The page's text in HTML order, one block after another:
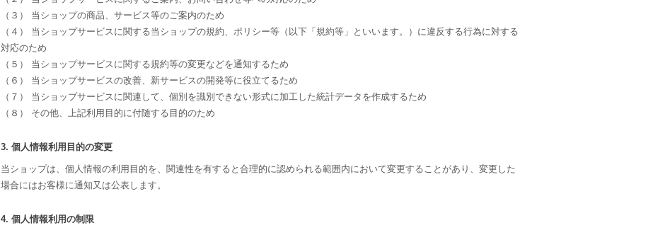
（３） 当ショップの商品、サービス等のご案内のため
（４） 当ショップサービスに関する当ショップの規約、ポリシー等（以下「規約等」といいます。）に違反する行為に対する
対応のため
（５） 当ショップサービスに関する規約等の変更などを通知するため
（６） 当ショップサービスの改善、新サービスの開発等に役立てるため
（７） 当ショップサービスに関連して、個別を識別できない形式に加工した統計データを作成するため
（８） その他、上記利用目的に付随する目的のため
3. 個人情報利用目的の変更
当ショップは、個人情報の利用目的を、関連性を有すると合理的に認められる範囲内において変更することがあり、変更した
場合にはお客様に通知又は公表します。
4. 個人情報利用の制限